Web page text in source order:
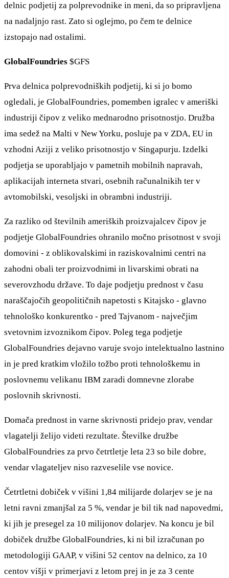
delnic podjetij za polprevodnike in meni, da so pripravljena
na nadaljnjo rast. Zato si oglejmo, po čem te delnice
izstopajo nad ostalimi.
GlobalFoundries $GFS
Prva delnica polprevodniških podjetij, ki si jo bomo
ogledali, je GlobalFoundries, pomemben igralec v ameriški
industriji čipov z veliko mednarodno prisotnostjo. Družba
ima sedež na Malti v New Yorku, posluje pa v ZDA, EU in
vzhodni Aziji z veliko prisotnostjo v Singapurju. Izdelki
podjetja se uporabljajo v pametnih mobilnih napravah,
aplikacijah interneta stvari, osebnih računalnikih ter v
avtomobilski, vesoljski in obrambni industriji.
Za razliko od številnih ameriških proizvajalcev čipov je
podjetje GlobalFoundries ohranilo močno prisotnost v svoji
domovini - z oblikovalskimi in raziskovalnimi centri na
zahodni obali ter proizvodnimi in livarskimi obrati na
severovzhodu države. To daje podjetju prednost v času
naraščajočih geopolitičnih napetosti s Kitajsko - glavno
tehnološko konkurentko - pred Tajvanom - največjim
svetovnim izvoznikom čipov. Poleg tega podjetje
GlobalFoundries dejavno varuje svojo intelektualno lastnino
in je pred kratkim vložilo tožbo proti tehnološkemu in
poslovnemu velikanu IBM zaradi domnevne zlorabe
poslovnih skrivnosti.
Domača prednost in varne skrivnosti pridejo prav, vendar
vlagatelji želijo videti rezultate. Številke družbe
GlobalFoundries za prvo četrtletje leta 23 so bile dobre,
vendar vlagateljev niso razveselile vse novice.
Četrtletni dobiček v višini 1,84 milijarde dolarjev se je na
letni ravni zmanjšal za 5 %, vendar je bil tik nad napovedmi,
ki jih je presegel za 10 milijonov dolarjev. Na koncu je bil
dobiček družbe GlobalFoundries, ki ni bil izračunan po
metodologiji GAAP, v višini 52 centov na delnico, za 10
centov višji v primerjavi z letom prej in je za 3 cente